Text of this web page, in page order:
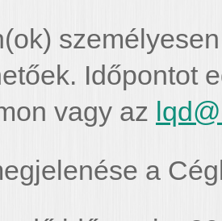
Időpontot
vagy az
a